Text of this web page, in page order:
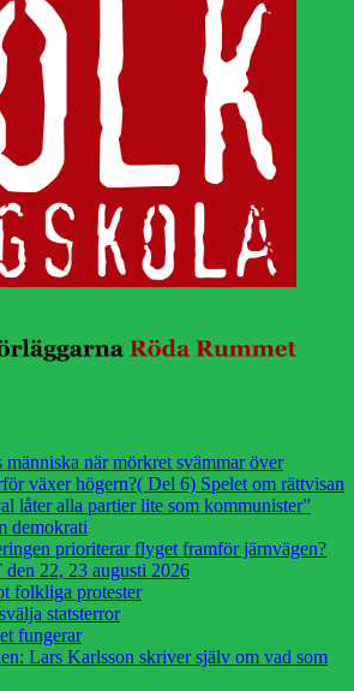
när mörkret svämmar över
växer högern?( Del 6) Spelet om rättvisan
låter alla partier lite som kommunister”
demokrati
prioriterar flyget framför järnvägen?
22, 23 augusti 2026
folkliga protester
statsterror
fungerar
Lars Karlsson skriver själv om vad som